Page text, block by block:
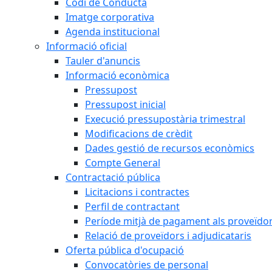
Imatge corporativa
Agenda institucional
Informació oficial
Tauler d'anuncis
Informació econòmica
Pressupost
Pressupost inicial
Execució pressupostària trimestral
Modificacions de crèdit
Dades gestió de recursos econòmics
Compte General
Contractació pública
Licitacions i contractes
Perfil de contractant
Període mitjà de pagament als
Relació de proveïdors i adjudicataris
Oferta pública d'ocupació
Convocatòries de personal